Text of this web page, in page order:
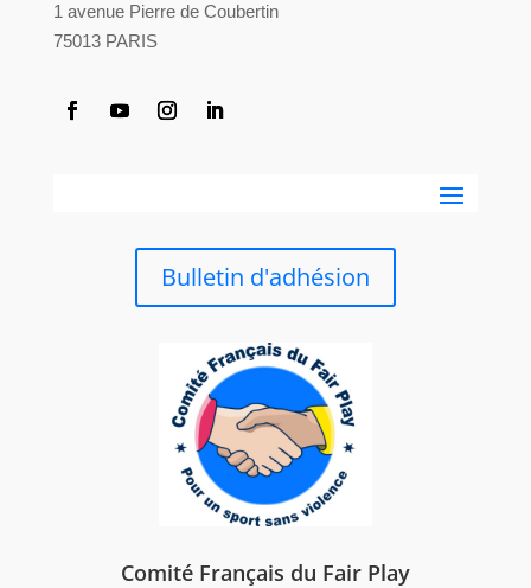
1 avenue Pierre de Coubertin
75013 PARIS
Bulletin d'adhésion
Comité Français du Fair Play